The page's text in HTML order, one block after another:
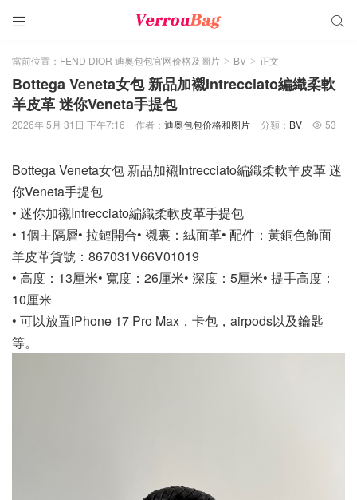
 
當前位置： FEND DIOR 迪奥包包官网价格及圖片 > BV > 正文
Bottega Veneta女包 新品加襯Intrecciato編織柔軟
羊皮革 迷你Veneta手提包
2026年 5月 31日 下午7:16 作者： 迪奥包包价格和图片 分類： BV  53
Bottega Veneta女包 新品加襯Intrecciato編織柔軟羊皮革 迷
你Veneta手提包
• 迷你加襯Intrecciato編織柔軟皮革手提包
• 1個主隔層• 拉鏈開合• 襯裏：絨面革• 配件：黃銅色飾面
羊皮革貨號：867031V66V01019
• 高度：13厘米• 寬度：26厘米• 深度：5厘米• 提手高度：
10厘米
• 可以放置iPhone 17 Pro Max，卡包，airpods以及鑰匙
等。